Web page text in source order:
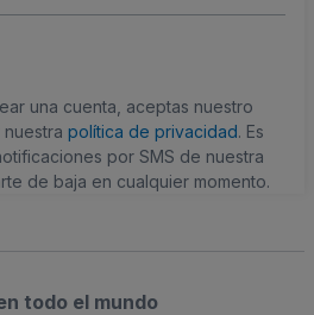
una cuenta, aceptas nuestro
nuestra política de privacidad. Es
por SMS de nuestra
de baja en cualquier momento.
todo el mundo